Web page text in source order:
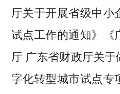
厅关于开展省级中小
试点工作的通知》《
厅 广东省财政厅关
字化转型城市试点专